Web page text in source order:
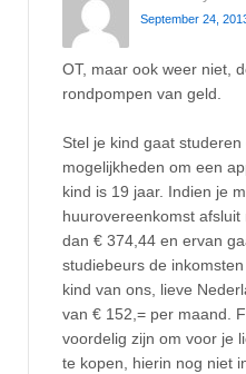
September 24,
OT, maar ook weer niet,
rondpompen van geld.
Stel je kind gaat
mogelijkheden om een
kind is 19 jaar. Indien je
huurovereenkomst
dan € 374,44 en ervan
studiebeurs de
kind van ons, lieve
van € 152,= per maand.
voordelig zijn om voor je
te kopen, hierin nog niet